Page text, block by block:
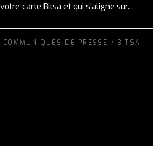
carte Bitsa et qui s'aligne sur...
DE PRESSE / BITSA